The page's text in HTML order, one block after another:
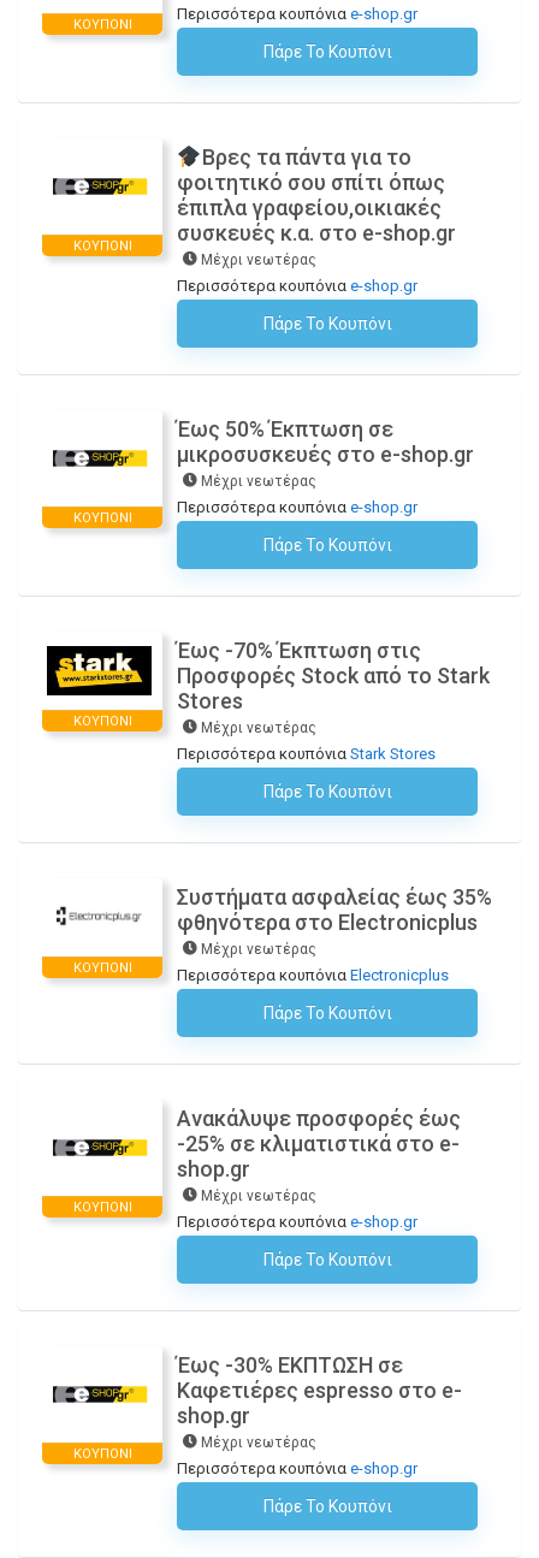
ΚΟΥΠΌΝΙ
Περισσότερα κουπόνια e-shop.gr
Πάρε Το Κουπόνι
ΚΟΥΠΌΝΙ
Βρες τα πάντα για το
φοιτητικό σου σπίτι όπως
έπιπλα γραφείου,οικιακές
συσκευές κ.α. στο e-shop.gr
Μέχρι νεωτέρας
Περισσότερα κουπόνια e-shop.gr
Πάρε Το Κουπόνι
ΚΟΥΠΌΝΙ
Έως 50% Έκπτωση σε
μικροσυσκευές στο e-shop.gr
Μέχρι νεωτέρας
Περισσότερα κουπόνια e-shop.gr
Πάρε Το Κουπόνι
ΚΟΥΠΌΝΙ
Έως -70% Έκπτωση στις
Προσφορές Stock από το Stark
Stores
Μέχρι νεωτέρας
Περισσότερα κουπόνια Stark Stores
Πάρε Το Κουπόνι
ΚΟΥΠΌΝΙ
Συστήματα ασφαλείας έως 35%
φθηνότερα στο Electronicplus
Μέχρι νεωτέρας
Περισσότερα κουπόνια Electronicplus
Πάρε Το Κουπόνι
ΚΟΥΠΌΝΙ
Ανακάλυψε προσφορές έως
-25% σε κλιματιστικά στο e-
shop.gr
Μέχρι νεωτέρας
Περισσότερα κουπόνια e-shop.gr
Πάρε Το Κουπόνι
ΚΟΥΠΌΝΙ
Έως -30% ΕΚΠΤΩΣΗ σε
Καφετιέρες espresso στο e-
shop.gr
Μέχρι νεωτέρας
Περισσότερα κουπόνια e-shop.gr
Πάρε Το Κουπόνι